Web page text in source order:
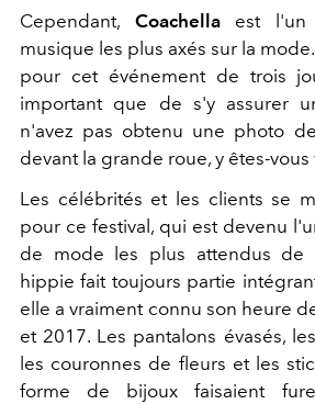
Cependant, Coachellaest l'un
musique les plus axés sur la
pour cet événement de trois
important que de s'y assurer
n'avez pas obtenu une photo
devant la grande roue, y êtes-vous
Les célébrités et les clients se
pour ce festival, qui est devenu
de mode les plus attendus de
hippie fait toujours partie
elle a vraiment connu son heure
et 2017. Les pantalons évasés,
les couronnes de fleurs et les
forme de bijoux faisaient